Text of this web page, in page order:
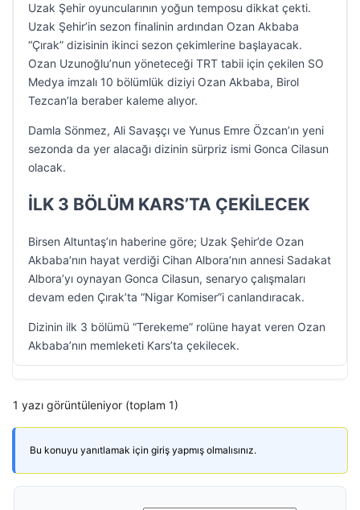
Uzak Şehir oyuncularının yoğun temposu dikkat çekti.
Uzak Şehir’in sezon finalinin ardından Ozan Akbaba
“Çırak” dizisinin ikinci sezon çekimlerine başlayacak.
Ozan Uzunoğlu’nun yöneteceği TRT tabii için çekilen SO
Medya imzalı 10 bölümlük diziyi Ozan Akbaba, Birol
Tezcan’la beraber kaleme alıyor.
Damla Sönmez, Ali Savaşçı ve Yunus Emre Özcan’ın yeni
sezonda da yer alacağı dizinin sürpriz ismi Gonca Cilasun
olacak.
İLK 3 BÖLÜM KARS’TA ÇEKİLECEK
Birsen Altuntaş’ın haberine göre; Uzak Şehir’de Ozan
Akbaba’nın hayat verdiği Cihan Albora’nın annesi Sadakat
Albora’yı oynayan Gonca Cilasun, senaryo çalışmaları
devam eden Çırak’ta “Nigar Komiser”i canlandıracak.
Dizinin ilk 3 bölümü “Terekeme” rolüne hayat veren Ozan
Akbaba’nın memleketi Kars’ta çekilecek.
1 yazı görüntüleniyor (toplam 1)
Bu konuyu yanıtlamak için giriş yapmış olmalısınız.